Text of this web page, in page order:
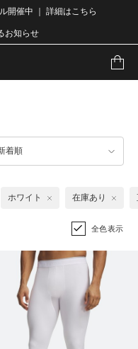
開催中 ｜ 詳細はこちら
お知らせ
着順
ホワイト 在庫あり
全色表示